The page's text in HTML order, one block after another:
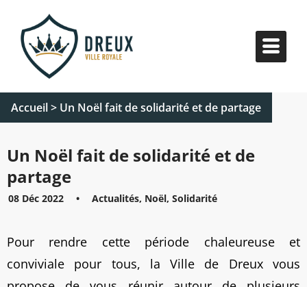
Accueil> Un Noël fait de solidarité et de partage
Un Noël fait de solidarité et de
partage
08 Déc 2022 • Actualités, Noël, Solidarité
Pour rendre cette période chaleureuse et
conviviale pour tous, la Ville de Dreux vous